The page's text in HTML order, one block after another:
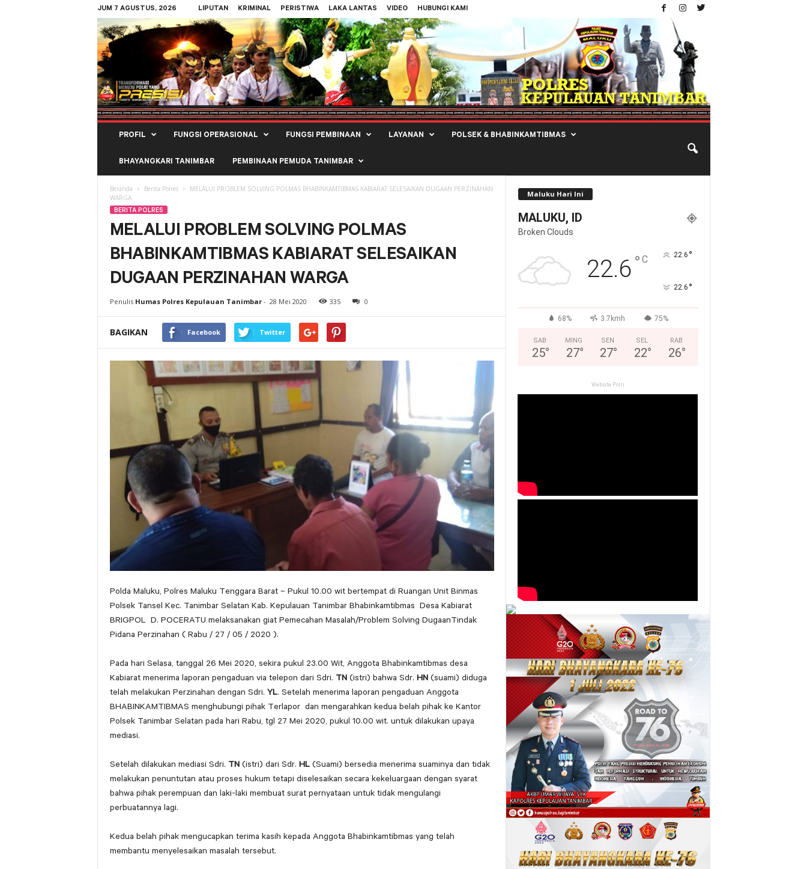
JUM 7 AGUSTUS, 2026 LIPUTAN KRIMINAL PERISTIWA LAKA LANTAS VIDEO HUBUNGI KAMI
Polres
Kepulauan
PROFIL FUNGSI OPERASIONAL FUNGSI PEMBINAAN LAYANAN POLSEK & BHABINKAMTIBMAS
BHAYANGKARI TANIMBAR PEMBINAAN PEMUDA TANIMBAR
Beranda Berita Polres
MELALUI PROBLEM SOLVING POLMAS BHABINKAMTIBMAS KABIARAT SELESAIKAN DUGAAN PERZINAHAN
WARGA
BERITA POLRES
MELALUI PROBLEM SOLVING POLMAS
BHABINKAMTIBMAS KABIARAT SELESAIKAN
DUGAAN PERZINAHAN WARGA
Penulis Humas Polres Kepulauan Tanimbar- 28 Mei 2020 335 0
BAGIKAN Facebook Twitter
Polda Maluku, Polres Maluku Tenggara Barat – Pukul 10.00 wit bertempat di Ruangan Unit Binmas
Polsek Tansel Kec. Tanimbar Selatan Kab. Kepulauan Tanimbar Bhabinkamtibmas Desa Kabiarat
BRIGPOL D. POCERATU melaksanakan giat Pemecahan Masalah/Problem Solving DugaanTindak
Pidana Perzinahan ( Rabu / 27 / 05 / 2020 ).
Pada hari Selasa, tanggal 26 Mei 2020, sekira pukul 23.00 Wit, Anggota Bhabinkamtibmas desa
Kabiarat menerima laporan pengaduan via telepon dari Sdri. TN(istri) bahwa Sdr. HN(suami) diduga
telah melakukan Perzinahan dengan Sdri. YL. Setelah menerima laporan pengaduan Anggota
BHABINKAMTIBMAS menghubungi pihak Terlapor dan mengarahkan kedua belah pihak ke Kantor
Polsek Tanimbar Selatan pada hari Rabu, tgl 27 Mei 2020, pukul 10.00 wit. untuk dilakukan upaya
mediasi.
Setelah dilakukan mediasi Sdri. TN(istri) dari Sdr. HL(Suami) bersedia menerima suaminya dan tidak
melakukan penuntutan atau proses hukum tetapi diselesaikan secara kekeluargaan dengan syarat
bahwa pihak perempuan dan laki-laki membuat surat pernyataan untuk tidak mengulangi
perbuatannya lagi.
Kedua belah pihak mengucapkan terima kasih kepada Anggota Bhabinkamtibmas yang telah
membantu menyelesaikan masalah tersebut.
Maluku Hari Ini
MALUKU, ID
Broken Clouds
22.6 ° C 22.6 °
22.6 °
68% 3.7kmh 75%
SAB
25°
MING
27°
SEN
27°
SEL
22°
RAB
26°
Website Polri